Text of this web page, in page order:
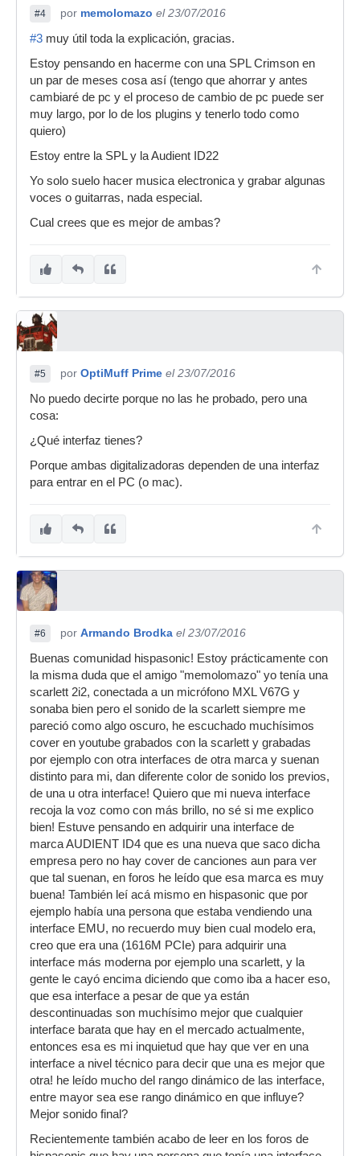
#4 por memolomazo el 23/07/2016
#3 muy útil toda la explicación, gracias.
Estoy pensando en hacerme con una SPL Crimson en
un par de meses cosa así (tengo que ahorrar y antes
cambiaré de pc y el proceso de cambio de pc puede ser
muy largo, por lo de los plugins y tenerlo todo como
quiero)
Estoy entre la SPL y la Audient ID22
Yo solo suelo hacer musica electronica y grabar algunas
voces o guitarras, nada especial.
Cual crees que es mejor de ambas?
#5 por OptiMuff Prime el 23/07/2016
No puedo decirte porque no las he probado, pero una
cosa:
¿Qué interfaz tienes?
Porque ambas digitalizadoras dependen de una interfaz
para entrar en el PC (o mac).
#6 por Armando Brodka el 23/07/2016
Buenas comunidad hispasonic! Estoy prácticamente con
la misma duda que el amigo "memolomazo" yo tenía una
scarlett 2i2, conectada a un micrófono MXL V67G y
sonaba bien pero el sonido de la scarlett siempre me
pareció como algo oscuro, he escuchado muchísimos
cover en youtube grabados con la scarlett y grabadas
por ejemplo con otra interfaces de otra marca y suenan
distinto para mi, dan diferente color de sonido los previos,
de una u otra interface! Quiero que mi nueva interface
recoja la voz como con más brillo, no sé si me explico
bien! Estuve pensando en adquirir una interface de
marca AUDIENT ID4 que es una nueva que saco dicha
empresa pero no hay cover de canciones aun para ver
que tal suenan, en foros he leído que esa marca es muy
buena! También leí acá mismo en hispasonic que por
ejemplo había una persona que estaba vendiendo una
interface EMU, no recuerdo muy bien cual modelo era,
creo que era una (1616M PCIe) para adquirir una
interface más moderna por ejemplo una scarlett, y la
gente le cayó encima diciendo que como iba a hacer eso,
que esa interface a pesar de que ya están
descontinuadas son muchísimo mejor que cualquier
interface barata que hay en el mercado actualmente,
entonces esa es mi inquietud que hay que ver en una
interface a nivel técnico para decir que una es mejor que
otra! he leído mucho del rango dinámico de las interface,
entre mayor sea ese rango dinámico en que influye?
Mejor sonido final?
Recientemente también acabo de leer en los foros de